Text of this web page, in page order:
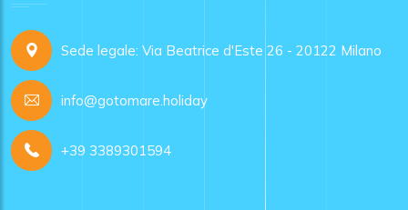
Sede legale: Via Beatrice d'Este 26 - 20122 Milano
info@gotomare.holiday
+39 3389301594